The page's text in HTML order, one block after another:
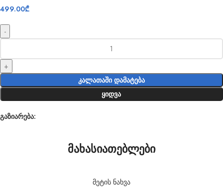
499.00₾
ᲙᲐᲚᲐᲗᲐᲨᲘ ᲓᲐᲛᲐᲢᲔᲑᲐ
ᲧᲘᲓᲕᲐ
გაზიარება:
მახასიათებლები
მეტის ნახვა